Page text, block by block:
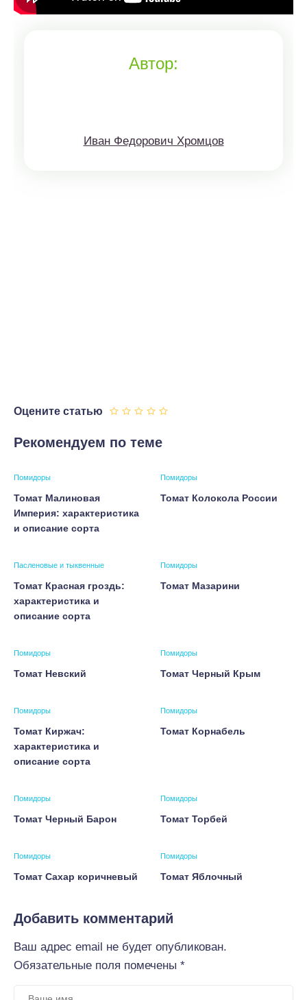
Автор:
Иван Федорович Хромцов
Оцените статью
Рекомендуем по теме
Помидоры
Томат Малиновая
Империя: характеристика
и описание сорта
Помидоры
Томат Колокола России
Пасленовые и тыквенные
Томат Красная гроздь:
характеристика и
описание сорта
Помидоры
Томат Мазарини
Помидоры
Томат Невский
Помидоры
Томат Черный Крым
Помидоры
Томат Киржач:
характеристика и
описание сорта
Помидоры
Томат Корнабель
Помидоры
Томат Черный Барон
Помидоры
Томат Торбей
Помидоры
Томат Сахар коричневый
Помидоры
Томат Яблочный
Добавить комментарий
Ваш адрес email не будет опубликован.
Обязательные поля помечены *